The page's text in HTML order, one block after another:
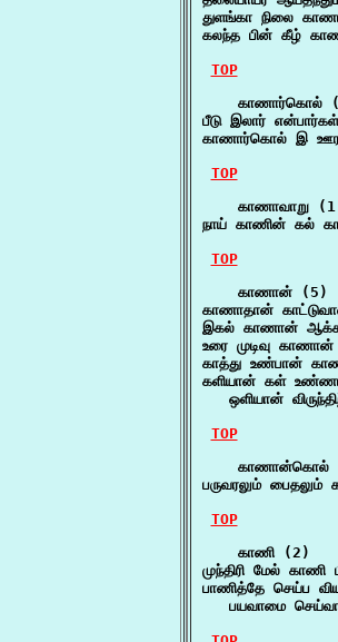
துளங்கா நிலை
கலந்த பின் கீழ்
TOP
காணார்கொல்
பீடு இலார்
காணார்கொல் இ
TOP
காணாவாறு
நாய் காணின் கல்
TOP
    காணான் (5)
காணாதான்
இகல் காணான்
உரை முடிவு
காத்து உண்பான்
களியான் கள்
ஒளியான்
TOP
காணான்கொல்
பருவரலும்
TOP
    காணி (2)
முந்திரி மேல்
பாணித்தே செய்ப
பயவாமை